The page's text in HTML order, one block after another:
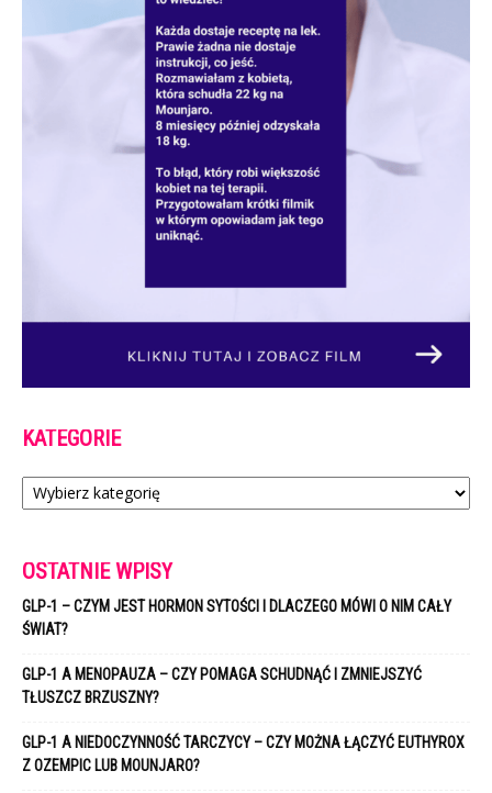
KATEGORIE
Kategorie
OSTATNIE WPISY
GLP-1 – CZYM JEST HORMON SYTOŚCI I DLACZEGO MÓWI O NIM CAŁY
ŚWIAT?
GLP-1 A MENOPAUZA – CZY POMAGA SCHUDNĄĆ I ZMNIEJSZYĆ
TŁUSZCZ BRZUSZNY?
GLP-1 A NIEDOCZYNNOŚĆ TARCZYCY – CZY MOŻNA ŁĄCZYĆ EUTHYROX
Z OZEMPIC LUB MOUNJARO?